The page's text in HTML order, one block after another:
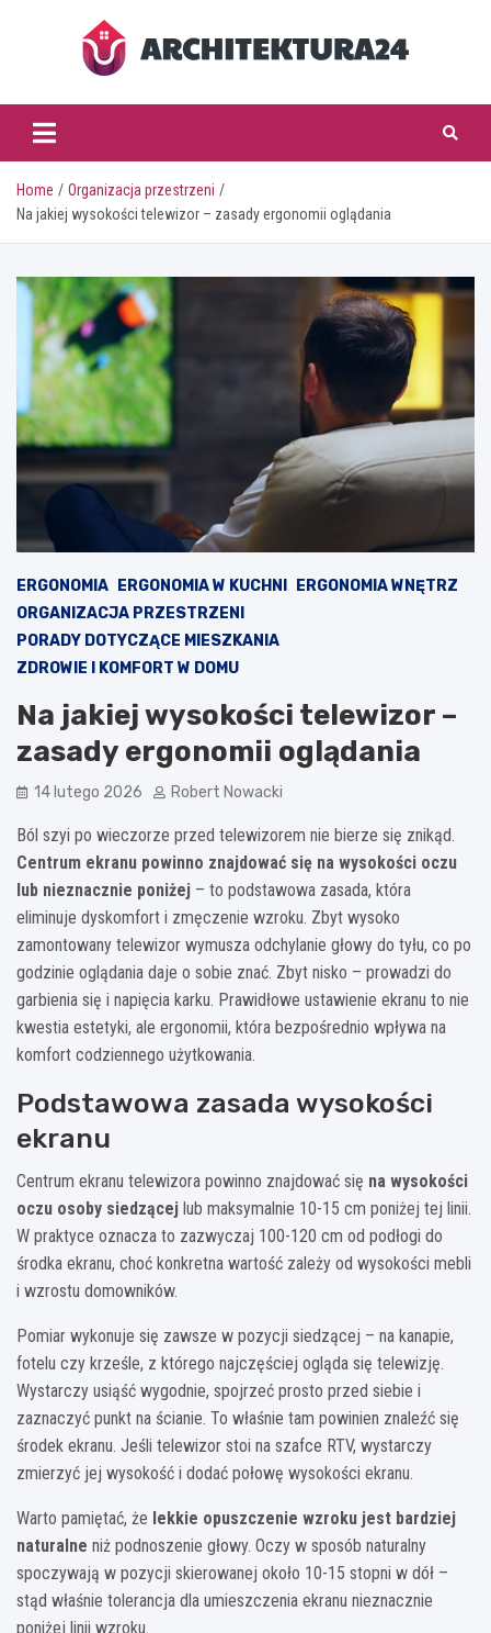
architektura24.pl
Home
Organizacja przestrzeni
Na jakiej wysokości telewizor – zasady ergonomii oglądania
ERGONOMIA ERGONOMIA W KUCHNI
ERGONOMIA WNĘTRZ
ORGANIZACJA PRZESTRZENI
PORADY DOTYCZĄCE MIESZKANIA
ZDROWIE I KOMFORT W DOMU
Na jakiej wysokości telewizor –
zasady ergonomii oglądania
14 lutego 2026 Robert Nowacki
Ból szyi po wieczorze przed telewizorem nie bierze się znikąd.
Centrum ekranu powinno znajdować się na wysokości oczu
lub nieznacznie poniżej – to podstawowa zasada, która
eliminuje dyskomfort i zmęczenie wzroku. Zbyt wysoko
zamontowany telewizor wymusza odchylanie głowy do tyłu, co po
godzinie oglądania daje o sobie znać. Zbyt nisko – prowadzi do
garbienia się i napięcia karku. Prawidłowe ustawienie ekranu to nie
kwestia estetyki, ale ergonomii, która bezpośrednio wpływa na
komfort codziennego użytkowania.
Podstawowa zasada wysokości
ekranu
Centrum ekranu telewizora powinno znajdować się na wysokości
oczu osoby siedzącej lub maksymalnie 10-15 cm poniżej tej linii.
W praktyce oznacza to zazwyczaj 100-120 cm od podłogi do
środka ekranu, choć konkretna wartość zależy od wysokości mebli
i wzrostu domowników.
Pomiar wykonuje się zawsze w pozycji siedzącej – na kanapie,
fotelu czy krześle, z którego najczęściej ogląda się telewizję.
Wystarczy usiąść wygodnie, spojrzeć prosto przed siebie i
zaznaczyć punkt na ścianie. To właśnie tam powinien znaleźć się
środek ekranu. Jeśli telewizor stoi na szafce RTV, wystarczy
zmierzyć jej wysokość i dodać połowę wysokości ekranu.
Warto pamiętać, że lekkie opuszczenie wzroku jest bardziej
naturalne niż podnoszenie głowy. Oczy w sposób naturalny
spoczywają w pozycji skierowanej około 10-15 stopni w dół –
stąd właśnie tolerancja dla umieszczenia ekranu nieznacznie
poniżej linii wzroku.